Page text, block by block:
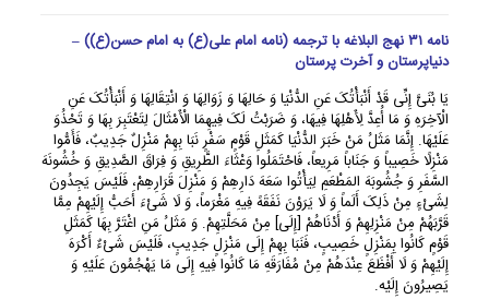
نامه ۳۱ نهج البلاغه با ترجمه (نامه امام علی(ع) به امام حسن(ع)) –
دنیاپرستان و آخرت پرستان
یَا بُنَیَّ إِنِّی قَدْ أَنْبَأْتُکَ عَنِ الدُّنْیَا وَ حَالِهَا وَ زَوَالِهَا وَ انْتِقَالِهَا وَ أَنْبَأْتُکَ عَنِ
الْآخِرَهِ وَ مَا أُعِدَّ لِأَهْلِهَا فِیهَا، وَ ضَرَبْتُ لَکَ فِیهِمَا الْأَمْثَالَ لِتَعْتَبِرَ بِهَا وَ تَحْذُوَ
عَلَیْهَا. إِنَّمَا مَثَلُ مَنْ خَبَرَ الدُّنْیَا کَمَثَلِ قَوْمٍ سَفْرٍ نَبَا بِهِمْ مَنْزِلٌ جَدِیبٌ، فَأَمُّوا
مَنْزِلًا خَصِیباً وَ جَنَاباً مَرِیعاً، فَاحْتَمَلُوا وَعْثَاءَ الطَّرِیقِ وَ فِرَاقَ الصَّدِیقِ وَ خُشُونَهَ
السَّفَرِ وَ جُشُوبَهَ المَطْعَمِ لِیَأْتُوا سَعَهَ دَارِهِمْ وَ مَنْزِلَ قَرَارِهِمْ، فَلَیْسَ یَجِدُونَ
لِشَیْءٍ مِنْ ذَلِکَ أَلَماً وَ لَا یَرَوْنَ نَفَقَهً فِیهِ مَغْرَماً، وَ لَا شَیْءَ أَحَبُّ إِلَیْهِمْ مِمَّا
قَرَّبَهُمْ مِنْ مَنْزِلِهِمْ وَ أَدْنَاهُمْ [إِلَى] مِنْ مَحَلَّتِهِمْ. وَ مَثَلُ مَنِ اغْتَرَّ بِهَا کَمَثَلِ
قَوْمٍ کَانُوا بِمَنْزِلٍ خَصِیبٍ، فَنَبَا بِهِمْ إِلَى مَنْزِلٍ جَدِیبٍ، فَلَیْسَ شَیْءٌ أَکْرَهَ
إِلَیْهِمْ وَ لَا أَفْظَعَ عِنْدَهُمْ مِنْ مُفَارَقَهِ مَا کَانُوا فِیهِ إِلَى مَا یَهْجُمُونَ عَلَیْهِ وَ
یَصِیرُونَ إِلَیْه.